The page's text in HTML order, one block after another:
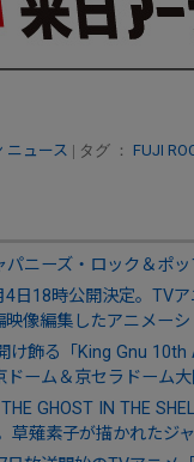
ニュース | タグ ： FUJI
パニーズ・ロック＆ポ
4日18時公開決定。TV
映像編集したアニメー
け飾る「King Gnu
ドーム＆京セラドーム
GHOST IN THE
草薙素子が描かれたジ